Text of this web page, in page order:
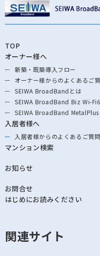
TOP
オーナー様へ
新築・既築導⼊フロー
オーナー様からのよくあるご
SEIWA BroadBandとは
SEIWA BroadBand Biz Wi-
SEIWA BroadBand
入居者様へ
入居者様からのよくあるご質問
マンション検索
お知らせ
お問合せ
はじめにお読みください
関連サイト